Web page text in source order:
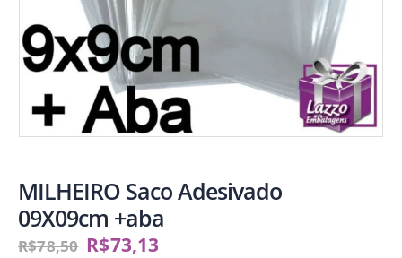
MILHEIRO Saco Adesivado
09X09cm +aba
R$78,50 R$73,13